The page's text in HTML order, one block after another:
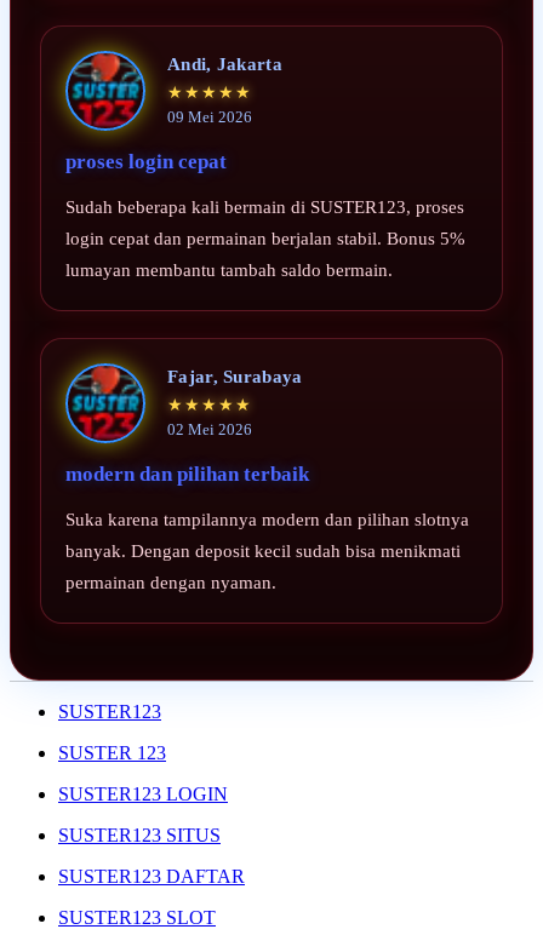
Andi, Jakarta
★★★★★
09 Mei 2026
proses login cepat
Sudah beberapa kali bermain di SUSTER123, proses
login cepat dan permainan berjalan stabil. Bonus 5%
lumayan membantu tambah saldo bermain.
Fajar, Surabaya
★★★★★
02 Mei 2026
modern dan pilihan terbaik
Suka karena tampilannya modern dan pilihan slotnya
banyak. Dengan deposit kecil sudah bisa menikmati
permainan dengan nyaman.
SUSTER123
SUSTER 123
SUSTER123 LOGIN
SUSTER123 SITUS
SUSTER123 DAFTAR
SUSTER123 SLOT